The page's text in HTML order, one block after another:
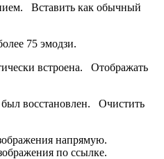
Вставить как обычный
75 эмодзи.
встроена. Отображать
восстановлен. Очистить
напрямую.
по ссылке.